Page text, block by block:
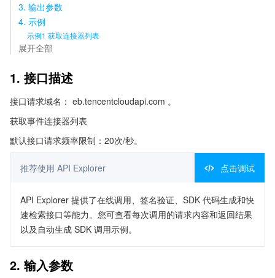
3. 输出参数
4. 示例
示例1 获取连接器列表
展开全部
1. 接口描述
接口请求域名： eb.tencentcloudapi.com 。
获取事件连接器列表
默认接口请求频率限制：20次/秒。
推荐使用 API Explorer 点击调试
API Explorer 提供了在线调用、签名验证、SDK 代码生成和快
速检索接口等能力。您可查看每次调用的请求内容和返回结果
以及自动生成 SDK 调用示例。
2. 输入参数